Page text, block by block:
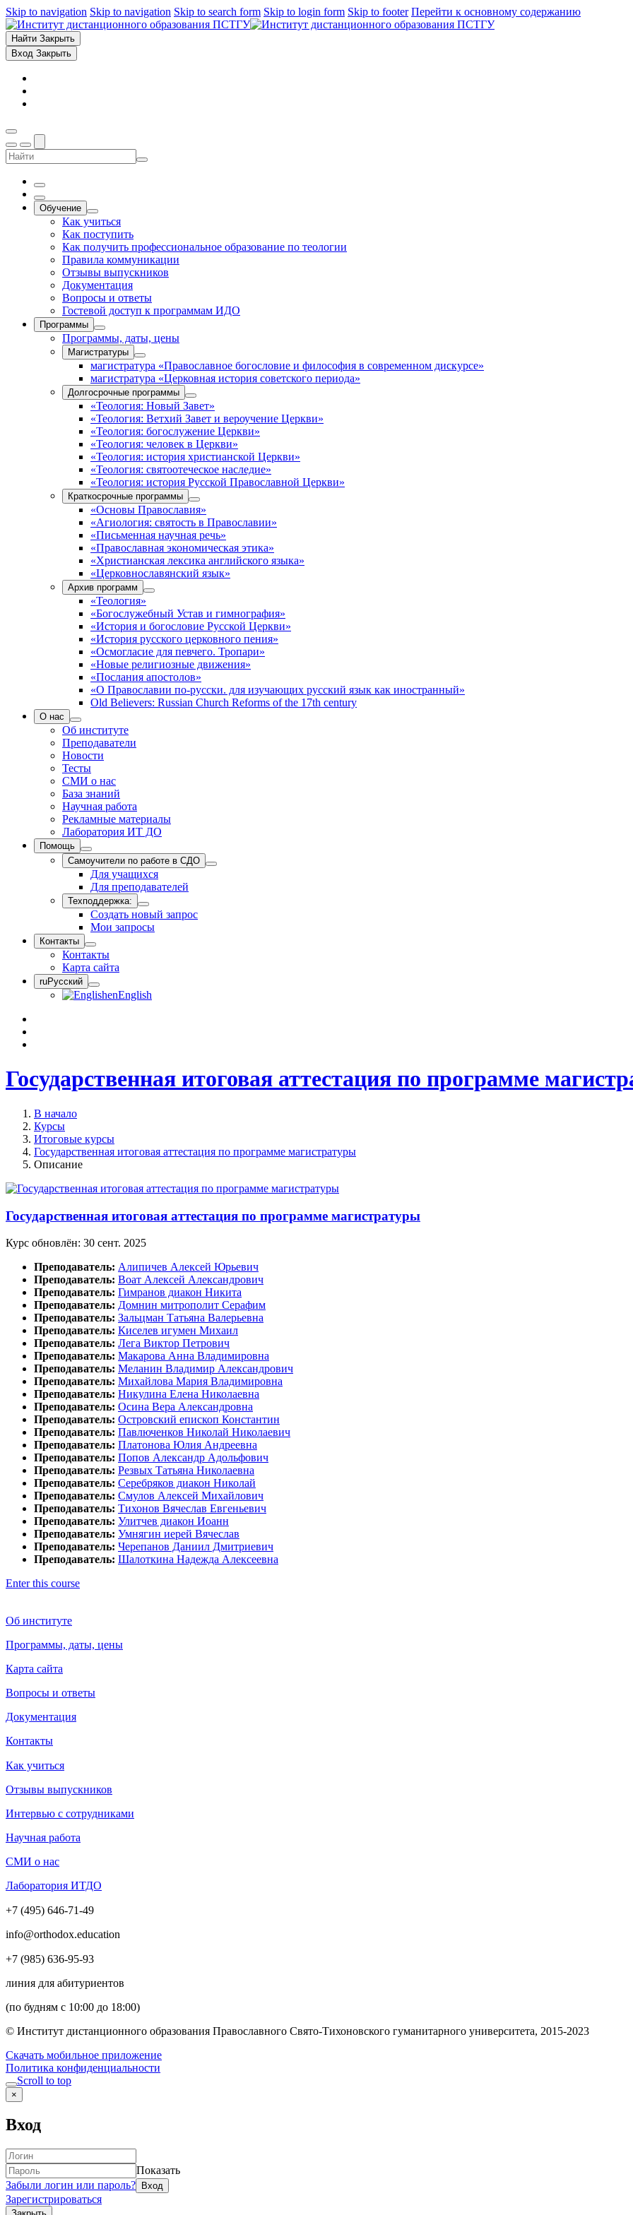
Skip to navigation Skip to navigation Skip to search form Skip to login form Skip to footer Перейти к основному содержанию
Найти Закрыть
Вход Закрыть
Обучение
Как учиться
Как поступить
Как получить профессиональное образование по теологии
Правила коммуникации
Отзывы выпускников
Документация
Вопросы и ответы
Гостевой доступ к программам ИДО
Программы
Программы, даты, цены
Магистратуры
магистратура «Православное богословие и философия в современном дискурсе»
магистратура «Церковная история советского периода»
Долгосрочные программы
«Теология: Новый Завет»
«Теология: Ветхий Завет и вероучение Церкви»
«Теология: богослужение Церкви»
«Теология: человек в Церкви»
«Теология: история христианской Церкви»
«Теология: святоотеческое наследие»
«Теология: история Русской Православной Церкви»
Краткосрочные программы
«Основы Православия»
«Агиология: святость в Православии»
«Письменная научная речь»
«Православная экономическая этика»
«Христианская лексика английского языка»
«Церковнославянский язык»
Архив программ
«Теология»
«Богослужебный Устав и гимнография»
«История и богословие Русской Церкви»
«История русского церковного пения»
«Осмогласие для певчего. Тропари»
«Новые религиозные движения»
«Послания апостолов»
«О Православии по-русски. для изучающих русский язык как иностранный»
Old Believers: Russian Church Reforms of the 17th century
О нас
Об институте
Преподаватели
Новости
Тесты
СМИ о нас
База знаний
Научная работа
Рекламные материалы
Лаборатория ИТ ДО
Помощь
Самоучители по работе в СДО
Для учащихся
Для преподавателей
Техподдержка:
Создать новый запрос
Мои запросы
Контакты
Контакты
Карта сайта
ruРусский
enEnglish
Государственная итоговая аттестация по программе
В начало
Курсы
Итоговые курсы
Государственная итоговая аттестация по программе магистратуры
Описание
Государственная итоговая аттестация по программе магистратуры
Курс обновлён: 30 сент. 2025
Преподаватель: Алипичев Алексей Юрьевич
Преподаватель: Воат Алексей Александрович
Преподаватель: Гимранов диакон Никита
Преподаватель: Домнин митрополит Серафим
Преподаватель: Зальцман Татьяна Валерьевна
Преподаватель: Киселев игумен Михаил
Преподаватель: Лега Виктор Петрович
Преподаватель: Макарова Анна Владимировна
Преподаватель: Меланин Владимир Александрович
Преподаватель: Михайлова Мария Владимировна
Преподаватель: Никулина Елена Николаевна
Преподаватель: Осина Вера Александровна
Преподаватель: Островский епископ Константин
Преподаватель: Павлюченков Николай Николаевич
Преподаватель: Платонова Юлия Андреевна
Преподаватель: Попов Александр Адольфович
Преподаватель: Резвых Татьяна Николаевна
Преподаватель: Серебряков диакон Николай
Преподаватель: Смулов Алексей Михайлович
Преподаватель: Тихонов Вячеслав Евгеньевич
Преподаватель: Улитчев диакон Иоанн
Преподаватель: Умнягин иерей Вячеслав
Преподаватель: Черепанов Даниил Дмитриевич
Преподаватель: Шалоткина Надежда Алексеевна
Enter this course
Об институте
Программы, даты, цены
Карта сайта
Вопросы и ответы
Документация
Контакты
Как учиться
Отзывы выпускников
Интервью с сотрудниками
Научная работа
СМИ о нас
Лаборатория ИТДО
+7 (495) 646-71-49
info@orthodox.education
+7 (985) 636-95-93
линия для абитуриентов
(по будням с 10:00 до 18:00)
© Институт дистанционного образования Православного Свято-Тихоновского гуманитарного университета, 2015-2023
Скачать мобильное приложение
Политика конфиденциальности
Scroll to top
×
Вход
Показать
Забыли логин или пароль?
Зарегистрироваться